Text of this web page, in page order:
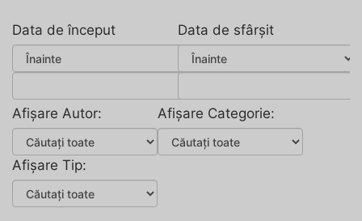
Data de început Data de sfârșit
Afișare Autor: Afișare Categorie:
Afișare Tip: